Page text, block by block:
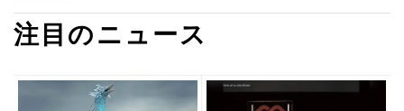
注目のニュース